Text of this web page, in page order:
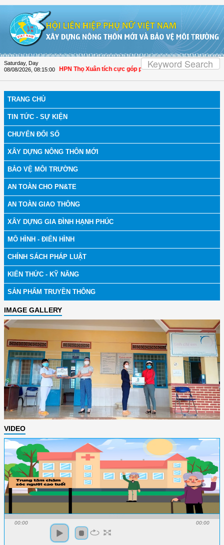
Saturday, Day
08/08/2026 08:15:01
Hóa: Hội LHPN Thọ Xuân tích cực góp phần nâng cao tỷ lệ người dân
TRANG CHỦ
TIN TỨC - SỰ KIỆN
CHUYỂN ĐỔI SỐ
XÂY DỰNG NÔNG THÔN MỚI
BẢO VỆ MÔI TRƯỜNG
AN TOÀN CHO PN&TE
AN TOÀN GIAO THÔNG
XÂY DỰNG GIA ĐÌNH HẠNH PHÚC
MÔ HÌNH - ĐIỂN HÌNH
CHÍNH SÁCH PHÁP LUẬT
KIẾN THỨC - KỸ NĂNG
SẢN PHẨM TRUYỀN THÔNG
IMAGE GALLERY
VIDEO
00:00 00:00